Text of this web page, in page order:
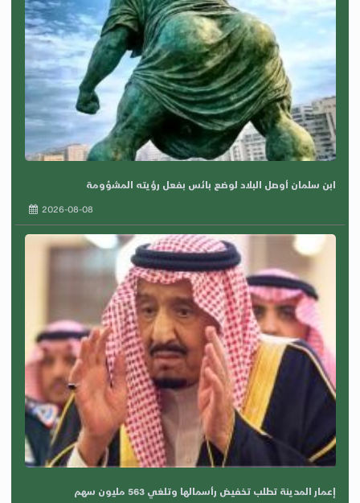
ابن سلمان أوصل البلاد لوضع بائس بفعل رؤيته المشؤومة
2026-08-08
إعمار المدينة تطلب تخفيض رأسمالها وتلغي 563 مليون سهم